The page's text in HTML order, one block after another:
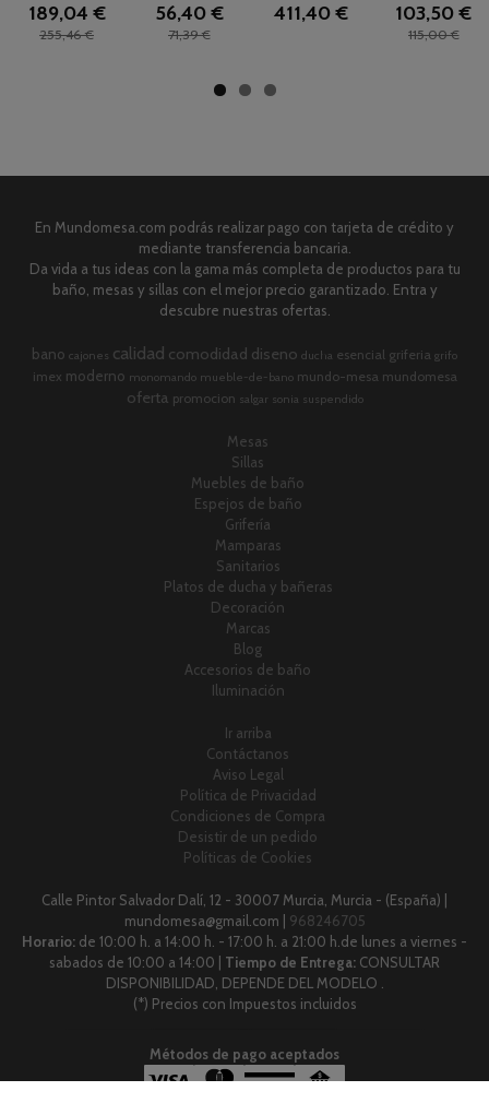
189,04 €
255,46 €
56,40 €
71,39 €
411,40 € 103,50 €
115,00 €
En Mundomesa.com podrás realizar pago con tarjeta de crédito y
mediante transferencia bancaria.
Da vida a tus ideas con la gama más completa de productos para tu
baño, mesas y sillas con el mejor precio garantizado. Entra y
descubre nuestras ofertas.
bano cajones calidad comodidad diseno ducha esencial griferia grifo
imex moderno monomando mueble-de-bano mundo-mesa mundomesa
oferta promocion salgar sonia suspendido
Mesas
Sillas
Muebles de baño
Espejos de baño
Grifería
Mamparas
Sanitarios
Platos de ducha y bañeras
Decoración
Marcas
Blog
Accesorios de baño
Iluminación
Ir arriba
Contáctanos
Aviso Legal
Política de Privacidad
Condiciones de Compra
Desistir de un pedido
Políticas de Cookies
Calle Pintor Salvador Dalí, 12 - 30007 Murcia, Murcia - (España) |
mundomesa@gmail.com | 968246705
Horario: de 10:00 h. a 14:00 h. - 17:00 h. a 21:00 h.de lunes a viernes -
sabados de 10:00 a 14:00 | Tiempo de Entrega: CONSULTAR
DISPONIBILIDAD, DEPENDE DEL MODELO .
(*) Precios con Impuestos incluidos
Métodos de pago aceptados